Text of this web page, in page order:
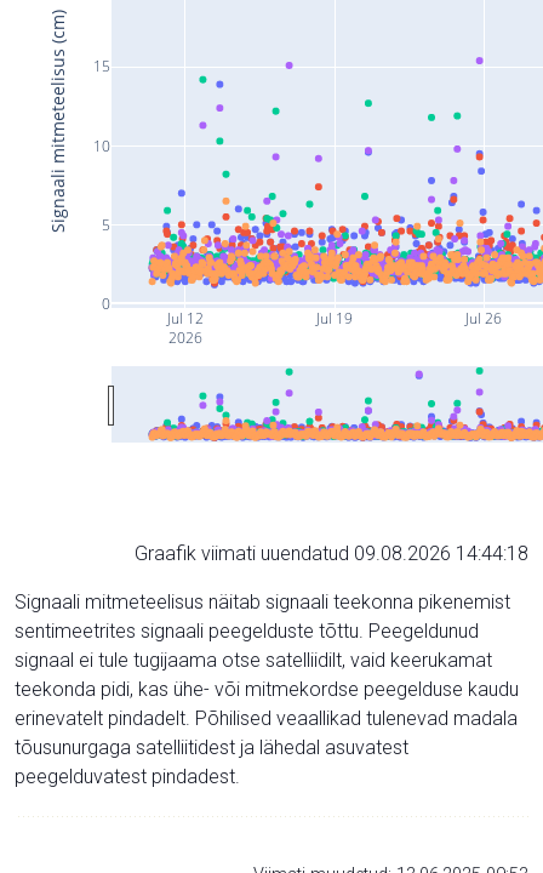
Jul 12
2026
Jul 19 Jul 26
0
5
10
15
Signaali mitmeteelisus (cm)
Graafik viimati uuendatud 09.08.2026 14:44:18
Signaali mitmeteelisus näitab signaali teekonna pikenemist
sentimeetrites signaali peegelduste tõttu. Peegeldunud
signaal ei tule tugijaama otse satelliidilt, vaid keerukamat
teekonda pidi, kas ühe- või mitmekordse peegelduse kaudu
erinevatelt pindadelt. Põhilised veaallikad tulenevad madala
tõusunurgaga satelliitidest ja lähedal asuvatest
peegelduvatest pindadest.